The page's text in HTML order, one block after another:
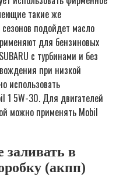
такие же
подойдет масло
для бензиновых
с турбинами и без
при низкой
использовать
1 5W-30. Для двигателей
можно применять Mobil
заливать в
(акпп)